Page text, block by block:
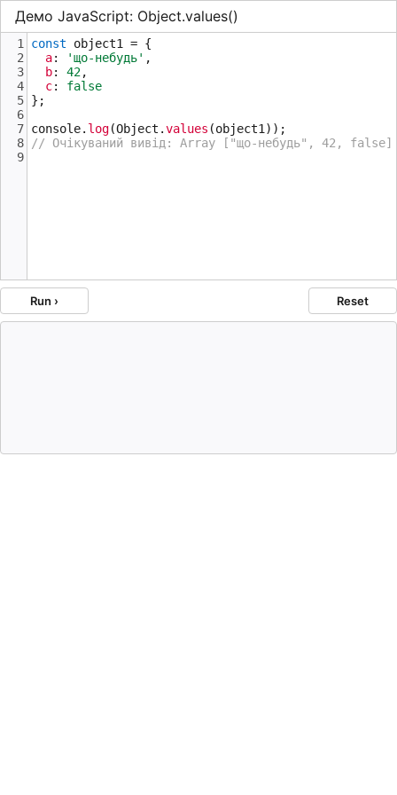
Демо JavaScript: Object.values()
1 const object1 = {
2
a: 'що-небудь' ,
3
b: 42,
4
c: false
5 };
6
7 console. log(Object .values (object1 ));
8
// Очікуваний вивід: Array ["що-небудь", 42, false]
9
Run › Reset